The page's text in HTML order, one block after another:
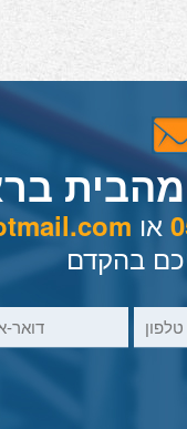
או
בהקדם